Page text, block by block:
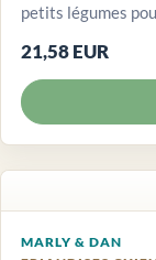
petits légumes
21,58 EUR
MARLY & DAN